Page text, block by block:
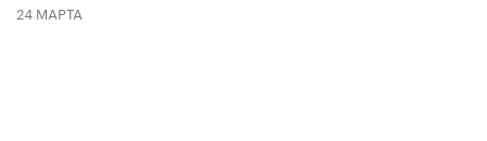
24 МАРТА